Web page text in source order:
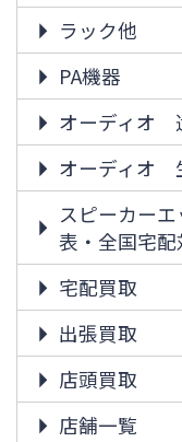
ラック他
PA機器
オーディオ
オーディオ
スピーカー
表・全国宅配
宅配買取
出張買取
店頭買取
店舗一覧